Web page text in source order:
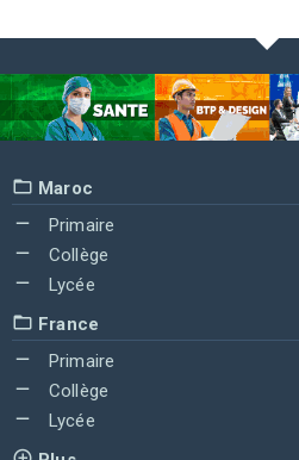
Maroc
Primaire
Collège
Lycée
France
Primaire
Collège
Lycée